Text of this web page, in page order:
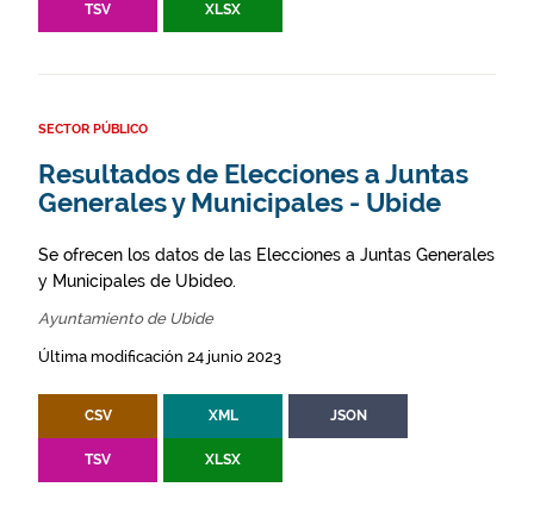
TSV XLSX
SECTOR PÚBLICO
Resultados de Elecciones a Juntas
Generales y Municipales - Ubide
Se ofrecen los datos de las Elecciones a Juntas Generales
y Municipales de Ubideo.
Ayuntamiento de Ubide
Última modificación 24 junio 2023
CSV XML JSON
TSV XLSX